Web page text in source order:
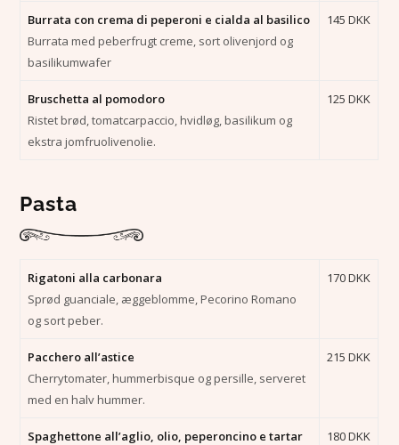
Burrata con crema di peperoni e cialda al basilico
Burrata med peberfrugt creme, sort olivenjord og
basilikumwafer
145 DKK
Bruschetta al pomodoro
Ristet brød, tomatcarpaccio, hvidløg, basilikum og
ekstra jomfruolivenolie.
125 DKK
Pasta
Rigatoni alla carbonara
Sprød guanciale, æggeblomme, Pecorino Romano
og sort peber.
170 DKK
Pacchero all’astice
Cherrytomater, hummerbisque og persille, serveret
med en halv hummer.
215 DKK
Spaghettone all’aglio, olio, peperoncino e tartar
180 DKK